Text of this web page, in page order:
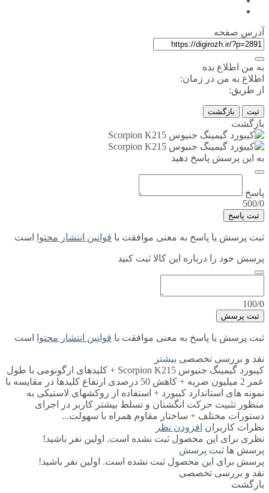
آدرس صفحه
به من اطلاع بده
اطلاع به من در زمان:
از طریق:
ثبت بازگشت
بازگشت
به این پرسش پاسخ دهید
پاسخ
500/0
ثبت پاسخ
ثبت پرسش یا پاسخ به معنی موافقت با قوانین انتشار محتوا است
پرسش خود را درباره این کالا ثبت کنید
100/0
ثبت پرسش
ثبت پرسش یا پاسخ به معنی موافقت با قوانین انتشار محتوا است
نقد و بررسی تخصصی بیشتر
کیبورد گیمینگ جنیوس Scorpion K215 + کلیدهای ارگونومی با طول
عمر 2 میلیون ضربه + کاهش 50 درصدی ارتفاع کلیدها در مقایسه با
نمونه های استاندارد کیبورد + استفاده از روکشهای لاستیکی به
منظور تثبیت حرکت انگشتان و تسلط بیشتر کاربر در اجرای
دستورات مختلف + ساختار مقاوم همراه با سهولت...
نظرات کاربران افزودن نظر
نظری برای این محصول ثبت نشده است. اولین نفر باشید!
پرسش ها ثبت پرسش
پرسش برای این محصول ثبت نشده است. اولین نفر باشید!
نقد و بررسی تخصصی
بازگشت